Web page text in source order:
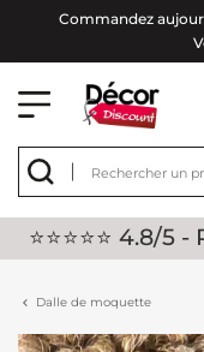
Commandez
⭐⭐⭐⭐⭐ 4.8/
Dalle de moquette